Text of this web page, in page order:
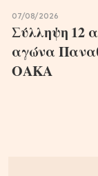
07/08/2026
Σύλληψη 12
αγώνα
ΟΑΚΑ